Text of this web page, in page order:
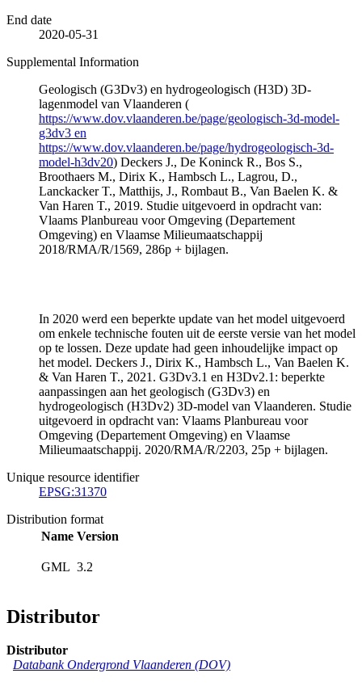
End date
2020-05-31
Supplemental Information
Geologisch (G3Dv3) en hydrogeologisch (H3D) 3D-
lagenmodel van Vlaanderen (
https://www.dov.vlaanderen.be/page/geologisch-3d-model-
g3dv3 en
https://www.dov.vlaanderen.be/page/hydrogeologisch-3d-
model-h3dv20) Deckers J., De Koninck R., Bos S.,
Broothaers M., Dirix K., Hambsch L., Lagrou, D.,
Lanckacker T., Matthijs, J., Rombaut B., Van Baelen K. &
Van Haren T., 2019. Studie uitgevoerd in opdracht van:
Vlaams Planbureau voor Omgeving (Departement
Omgeving) en Vlaamse Milieumaatschappij
2018/RMA/R/1569, 286p + bijlagen.
In 2020 werd een beperkte update van het model uitgevoerd
om enkele technische fouten uit de eerste versie van het model
op te lossen. Deze update had geen inhoudelijke impact op
het model. Deckers J., Dirix K., Hambsch L., Van Baelen K.
& Van Haren T., 2021. G3Dv3.1 en H3Dv2.1: beperkte
aanpassingen aan het geologisch (G3Dv3) en
hydrogeologisch (H3Dv2) 3D-model van Vlaanderen. Studie
uitgevoerd in opdracht van: Vlaams Planbureau voor
Omgeving (Departement Omgeving) en Vlaamse
Milieumaatschappij. 2020/RMA/R/2203, 25p + bijlagen.
Unique resource identifier
EPSG:31370
Distribution format
Name Version
GML 3.2
Distributor
Distributor
Databank Ondergrond Vlaanderen (DOV)